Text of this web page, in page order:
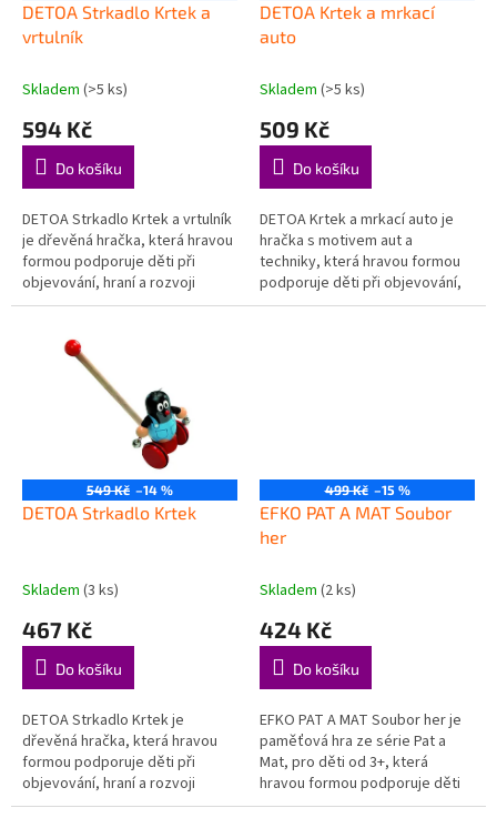
DETOA Strkadlo Krtek a
vrtulník
Skladem (>5 ks)
594 Kč
Do košíku
DETOA Strkadlo Krtek a vrtulník
je dřevěná hračka, která hravou
formou podporuje děti při
objevování, hraní a rozvoji
důležitých dovedností. Rozvíjí
DETOA Krtek a mrkací
auto
Skladem (>5 ks)
509 Kč
Do košíku
DETOA Krtek a mrkací auto je
hračka s motivem aut a
techniky, která hravou formou
podporuje děti při objevování,
hraní a rozvoji důležitých
549 Kč –14 %
DETOA Strkadlo Krtek
Skladem (3 ks)
467 Kč
Do košíku
DETOA Strkadlo Krtek je
dřevěná hračka, která hravou
formou podporuje děti při
objevování, hraní a rozvoji
důležitých dovedností. Rozvíjí
499 Kč –15 %
EFKO PAT A MAT Soubor
her
Skladem (2 ks)
424 Kč
Do košíku
EFKO PAT A MAT Soubor her je
paměťová hra ze série Pat a
Mat, pro děti od 3+, která
hravou formou podporuje děti
při objevování, hraní a rozvoji